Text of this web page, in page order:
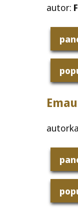
autor: